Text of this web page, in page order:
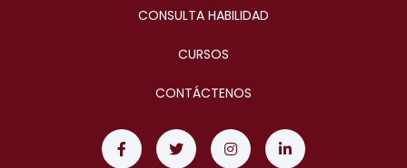
CONSULTA HABILIDAD
CURSOS
CONTÁCTENOS